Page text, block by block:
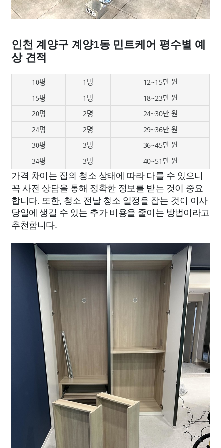
인천 계양구 계양1동 민트케어 평수별 예
상 견적
10평 1명
12~15만 원
15평
1명
18~23만 원
20평
2명
24~30만 원
24평
2명
29~36만 원
30평
3명
36~45만 원
34평
3명 40~51만 원
가격 차이는 집의 청소 상태에 따라 다를 수 있으니
꼭 사전 상담을 통해 정확한 정보를 받는 것이 중요
합니다. 또한, 청소 전날 청소 일정을 잡는 것이 이사
당일에 생길 수 있는 추가 비용을 줄이는 방법이라고
추천합니다.